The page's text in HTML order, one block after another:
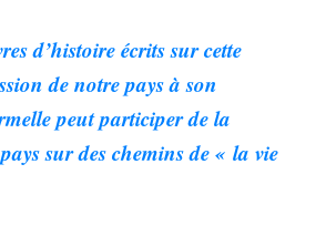
d’histoire écrits sur cette
de notre pays à son
peut participer de la
sur des chemins de « la vie